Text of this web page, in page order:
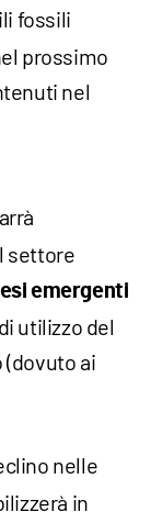
fossili
prossimo
nel
settore
emergenti
utilizzo del
ai
nelle
in